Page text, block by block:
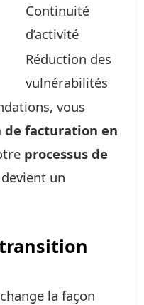
Continuité
d’activité
Réduction des
vulnérabilités
vous
de facturation en
processus de
devient un
la façon